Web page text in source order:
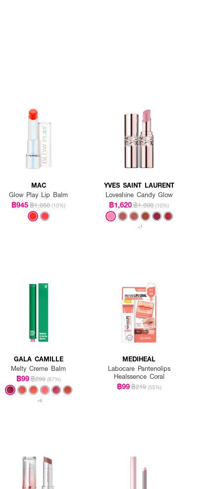
MAC
Glow Play Lip Balm
฿945฿1,050 (10%)
YVES SAINT LAURENT
Loveshine Candy Glow
฿1,620฿1,800 (10%)
+1
GALA CAMILLE
Melty Creme Balm
฿99฿299 (67%)
+6
MEDIHEAL
Labocare Pantenolips
Healssence Coral
฿99฿219 (55%)